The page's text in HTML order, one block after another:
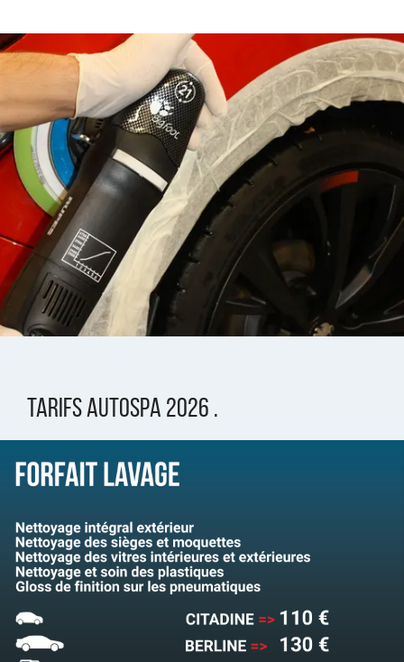
Tarifs Autospa 2026 .